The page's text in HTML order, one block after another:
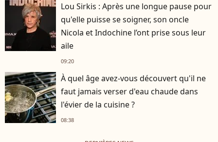
Lou Sirkis : Après une longue pause pour
qu'elle puisse se soigner, son oncle
Nicola et Indochine l’ont prise sous leur
aile
09:20
À quel âge avez-vous découvert qu'il ne
faut jamais verser d'eau chaude dans
l'évier de la cuisine ?
08:38